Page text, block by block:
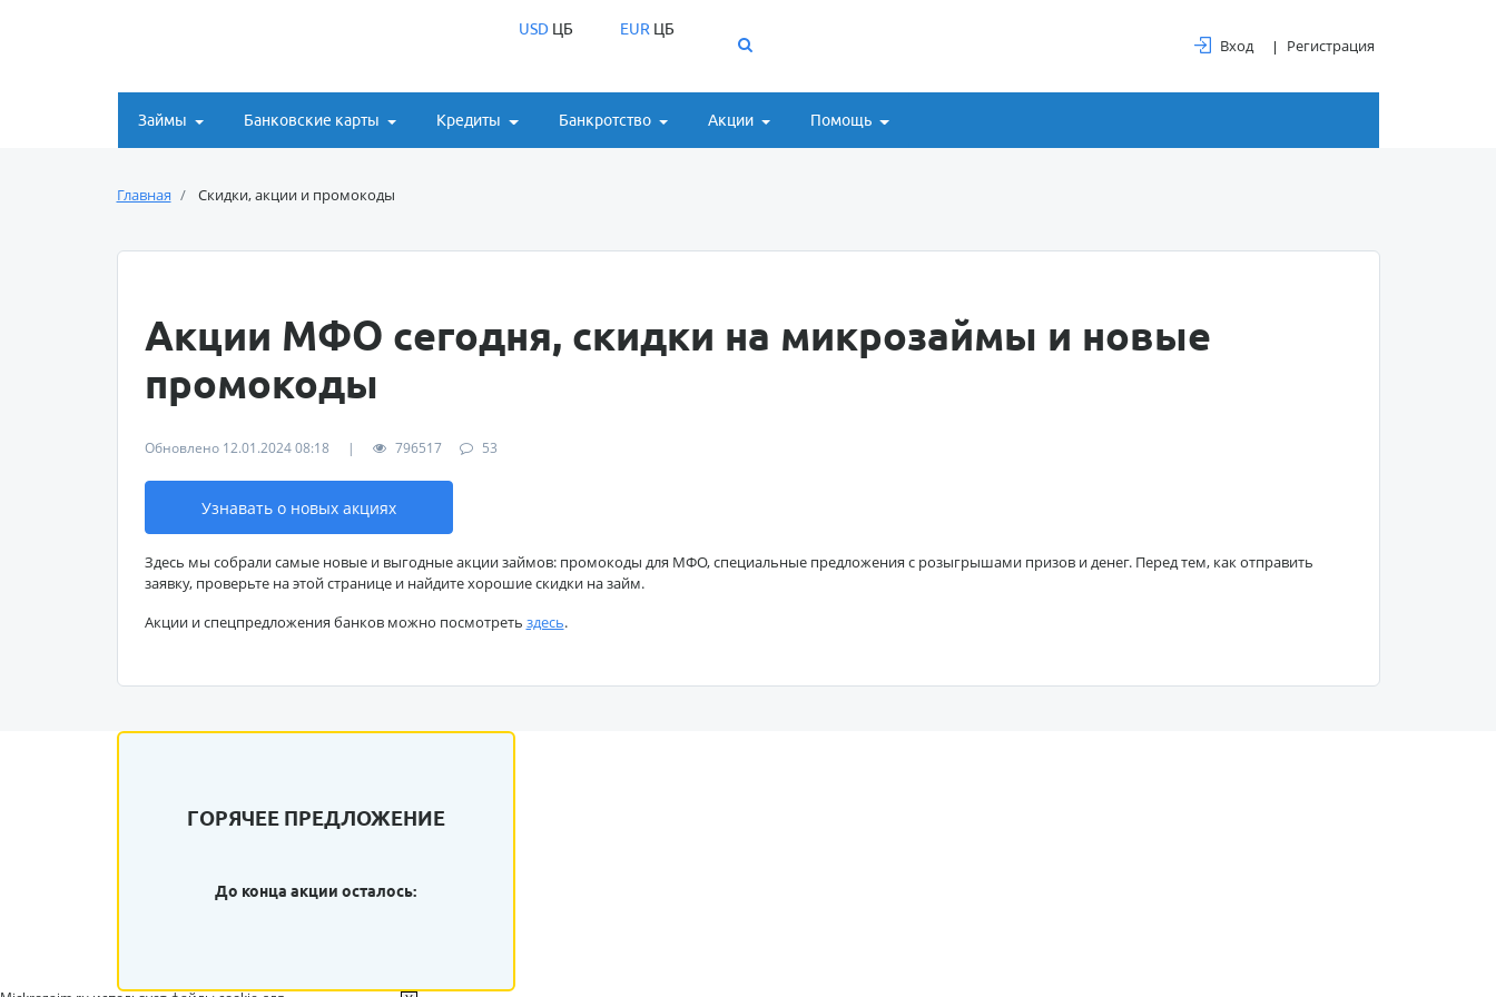
USDЦБ EUR ЦБ
Вход Регистрация
Займы Банковские карты Кредиты Банкротство Акции Помощь
Главная Скидки, акции и промокоды
Акции МФО сегодня, скидки на микрозаймы и новые
промокоды
Обновлено 12.01.2024 08:18 | 796517 53
Узнавать о новых акциях
Здесь мы собрали самые новые и выгодные акции займов: промокоды для МФО, специальные предложения с розыгрышами призов и денег. Перед тем, как отправить
заявку, проверьте на этой странице и найдите хорошие скидки на займ.
Акции и спецпредложения банков можно посмотреть здесь.
ГОРЯЧЕЕ ПРЕДЛОЖЕНИЕ
До конца акции осталось: